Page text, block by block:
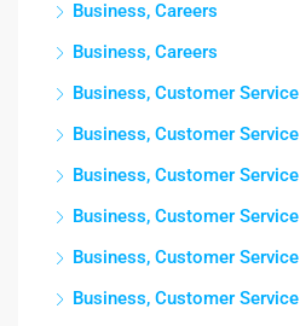
Business, Careers
Business, Careers
Business, Customer Service
Business, Customer Service
Business, Customer Service
Business, Customer Service
Business, Customer Service
Business, Customer Service